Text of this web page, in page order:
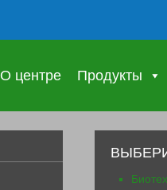
О центре Продукты